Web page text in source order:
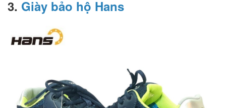
3. Giày bảo hộ Hans